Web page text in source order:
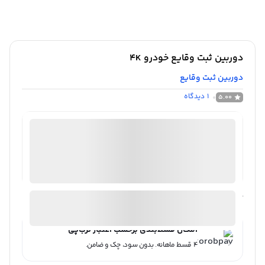
دوربین ثبت وقایع خودرو 4K
دوربین ثبت وقایع
5.00
1 دیدگاه
آیا قیمت مناسب تری سراغ دارید؟
امکان قسط‌بندی برحسب اعتبار ترب‌پی
۴ قسط ماهانه. بدون سود، چک و ضامن.